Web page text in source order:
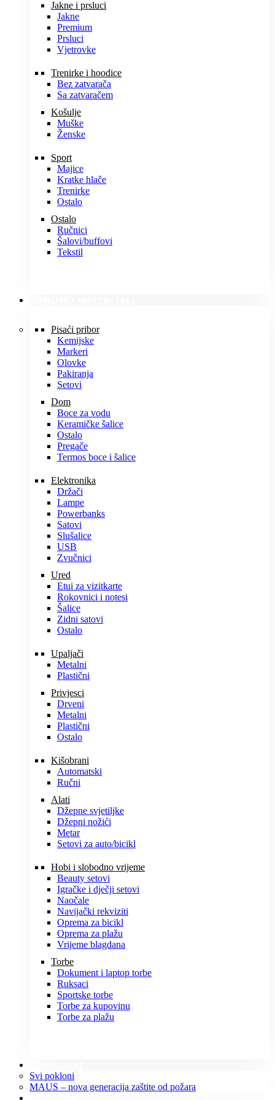
Jakne i prsluci
Jakne
Premium
Prsluci
Vjetrovke
Trenirke i hoodice
Bez zatvarača
Sa zatvaračem
Košulje
Muške
Ženske
Sport
Majice
Kratke hlače
Trenirke
Ostalo
Ostalo
Ručnici
Šalovi/buffovi
Tekstil
Pisaći pribor
Kemijske
Markeri
Olovke
Pakiranja
Setovi
Dom
Boce za vodu
Keramičke šalice
Ostalo
Pregače
Termos boce i šalice
Elektronika
Držači
Lampe
Powerbanks
Satovi
Slušalice
USB
Zvučnici
Ured
Etui za vizitkarte
Rokovnici i notesi
Šalice
Zidni satovi
Ostalo
Upaljači
Metalni
Plastični
Privjesci
Drveni
Metalni
Plastični
Ostalo
Kišobrani
Automatski
Ručni
Alati
Džepne svjetiljke
Džepni nožići
Metar
Setovi za auto/bicikl
Hobi i slobodno vrijeme
Beauty setovi
Igračke i dječji setovi
Naočale
Navijački rekviziti
Oprema za bicikl
Oprema za plažu
Vrijeme blagdana
Torbe
Dokument i laptop torbe
Ruksaci
Sportske torbe
Torbe za kupovinu
Torbe za plažu
Svi pokloni
MAUS – nova generacija zaštite od požara